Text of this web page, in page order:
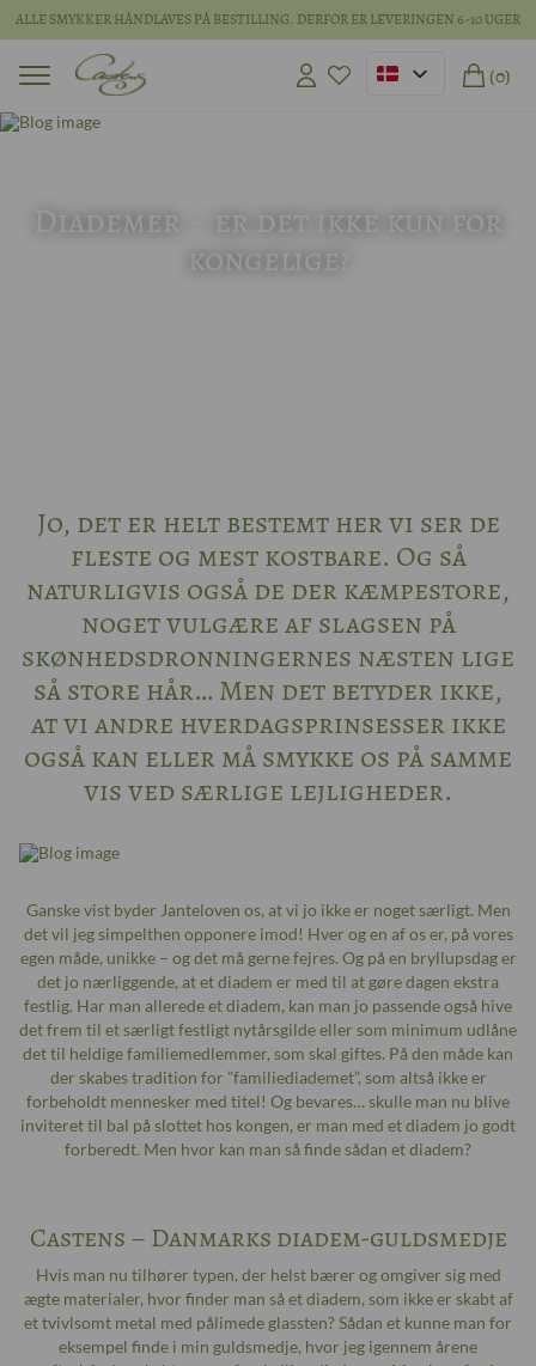
ALLE SMYKKER HÅNDLAVES PÅ BESTILLING. DERFOR ER LEVERINGEN 6-10 UGER
(0)
Diademer – er det ikke kun for
kongelige?
Jo, det er helt bestemt her vi ser de
fleste og mest kostbare. Og så
naturligvis også de der kæmpestore,
noget vulgære af slagsen på
skønhedsdronningernes næsten lige
så store hår… Men det betyder ikke,
at vi andre hverdagsprinsesser ikke
også kan eller må smykke os på samme
vis ved særlige lejligheder.
Ganske vist byder Janteloven os, at vi jo ikke er noget særligt. Men
det vil jeg simpelthen opponere imod! Hver og en af os er, på vores
egen måde, unikke – og det må gerne fejres. Og på en bryllupsdag er
det jo nærliggende, at et diadem er med til at gøre dagen ekstra
festlig. Har man allerede et diadem, kan man jo passende også hive
det frem til et særligt festligt nytårsgilde eller som minimum udlåne
det til heldige familiemedlemmer, som skal giftes. På den måde kan
der skabes tradition for ”familiediademet”, som altså ikke er
forbeholdt mennesker med titel! Og bevares… skulle man nu blive
inviteret til bal på slottet hos kongen, er man med et diadem jo godt
forberedt. Men hvor kan man så finde sådan et diadem?
Castens – Danmarks diadem-guldsmedje
Hvis man nu tilhører typen, der helst bærer og omgiver sig med
ægte materialer, hvor finder man så et diadem, som ikke er skabt af
et tvivlsomt metal med pålimede glassten? Sådan et kunne man for
eksempel finde i min guldsmedje, hvor jeg igennem årene